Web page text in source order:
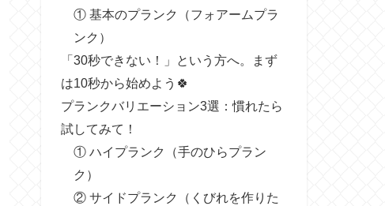
① 基本のプランク（フォアームプラ
ンク）
「30秒できない！」という方へ。まず
は10秒から始めよう🍀
プランクバリエーション3選：慣れたら
試してみて！
① ハイプランク（手のひらプラン
ク）
② サイドプランク（くびれを作りた